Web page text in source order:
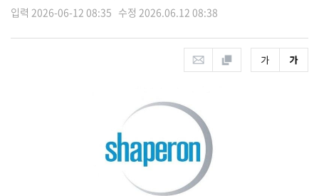
입력 2026-06-12 08:35 수정 2026.06.12 08:38